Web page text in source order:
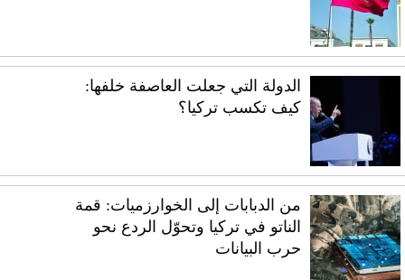
الدولة التي جعلت العاصفة خلفها:
كيف تكسب تركيا؟
من الدبابات إلى الخوارزميات: قمة
الناتو في تركيا وتحوّل الردع نحو
حرب البيانات